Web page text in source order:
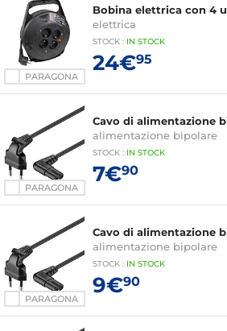
PARAGONA
Bobina elettrica con 4
elettrica
STOCK : IN STOCK
24€95
PARAGONA
Cavo di alimentazione
alimentazione bipolare
STOCK : IN STOCK
7€90
PARAGONA
Cavo di alimentazione
alimentazione bipolare
STOCK : IN STOCK
9€90